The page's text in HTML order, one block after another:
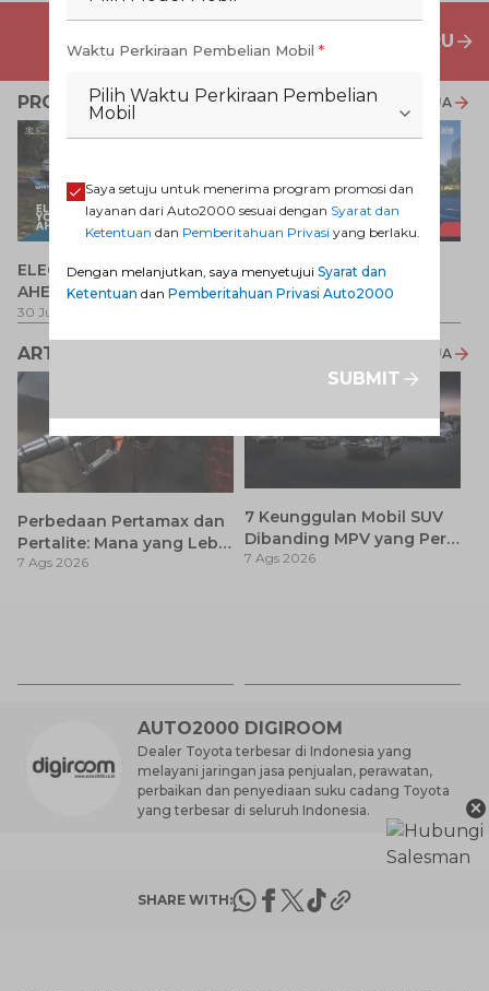
PENAWARAN MOBIL BARU
PROMO TERKAIT LIHAT SEMUA
ELECTRIFY YOUR PATH
AHEAD
30 Jul 2026
Promo Veloz HEV
ARTIKEL LAINNYA LIHAT SEMUA
Perbedaan Pertamax dan
Pertalite: Mana yang Lebih
Baik untuk Mobil Toyota
7 Ags 2026
7 Keunggulan Mobil SUV
Dibanding MPV yang Perlu
Anda Ketahui
7 Ags 2026
AUTO2000 DIGIROOM
Dealer Toyota terbesar di Indonesia yang
melayani jaringan jasa penjualan, perawatan,
perbaikan dan penyediaan suku cadang Toyota
yang terbesar di seluruh Indonesia.
SHARE WITH:
×
Waktu Perkiraan Pembelian Mobil *
Pilih Waktu Perkiraan Pembelian
Mobil
Saya setuju untuk menerima program promosi dan
layanan dari Auto2000 sesuai dengan Syarat dan
Ketentuan dan Pemberitahuan Privasi yang berlaku.
Dengan melanjutkan, saya menyetujui Syarat dan
Ketentuan dan Pemberitahuan Privasi Auto2000
SUBMIT